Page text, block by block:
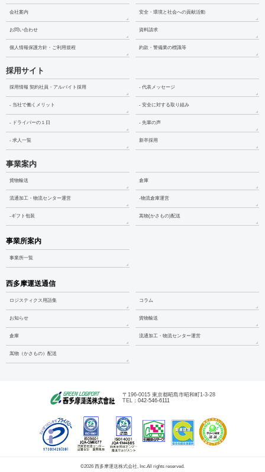
会社案内 安全・環境と社会への貢献活動
お問い合わせ 資料請求
個人情報保護方針・ご利用規程 約款・警備業の標識等
採用サイト
採用情報 契約社員・アルバイト採用 - 代表メッセージ
- 当社で働くメリット - 安全に対する取り組み
- ドライバーの１日 - 先輩の声
- 求人一覧 新卒採用
事業案内
貨物輸送 倉庫
流通加工・物流センター運営 -物流倉庫運営
-ギフト包装 嵩物(かさもの)配送
事業所案内
事業所一覧
西多摩運送通信
ロジスティクス用語集 コラム
お知らせ 貨物輸送
倉庫 流通加工・物流センター運営
嵩物（かさもの）配送
〒196-0015 東京都昭島市昭和町1-3-28
TEL：042-546-6111
©2026 西多摩運送株式会社, Inc.All rights reserved.